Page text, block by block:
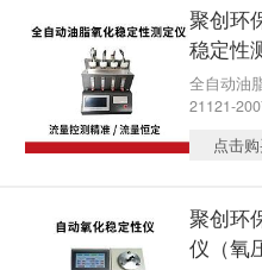
即为烟点
产品参数
聚创环
稳定性
全自动油
21121-
显示，自
点击
聚创环
仪（氧